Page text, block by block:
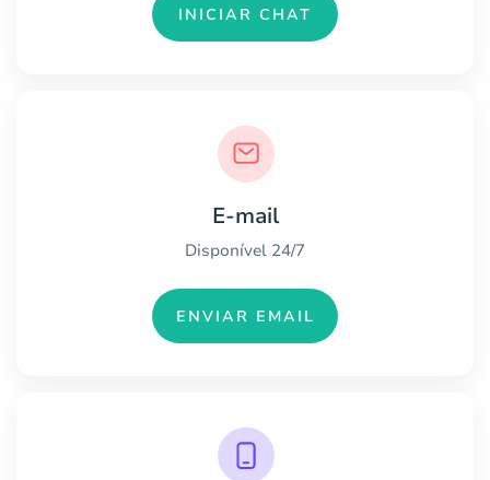
INICIAR CHAT
E-mail
Disponível 24/7
ENVIAR EMAIL